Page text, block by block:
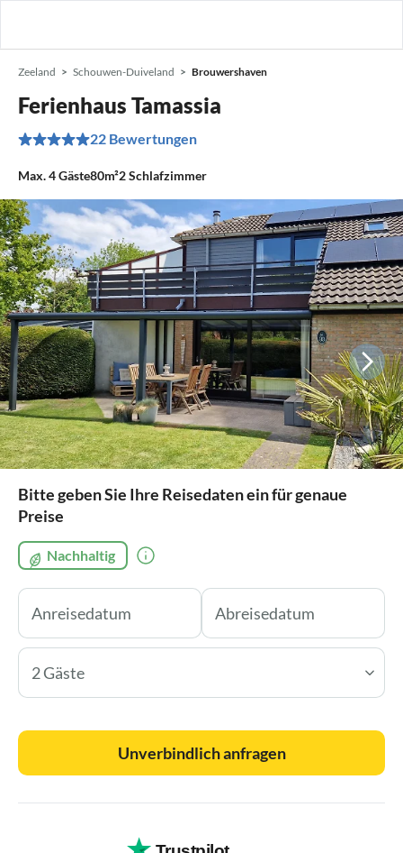
Zeeland Schouwen-Duiveland Brouwershaven
Ferienhaus Tamassia
22 Bewertungen
Max.4Gäste80m²2Schlafzimmer
Bitte geben Sie Ihre Reisedaten ein für genaue
Preise
Nachhaltig
2 Gäste
Unverbindlich anfragen